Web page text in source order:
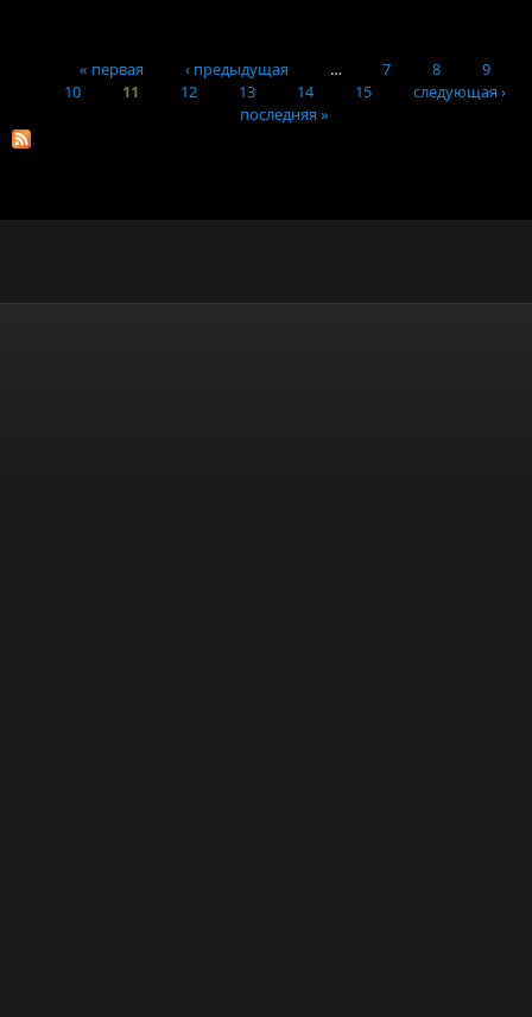
«Россия-
Страницы
« первая ‹ предыдущая … 7 8
9
10
11 12 13 14 15
следующая ›
последняя »